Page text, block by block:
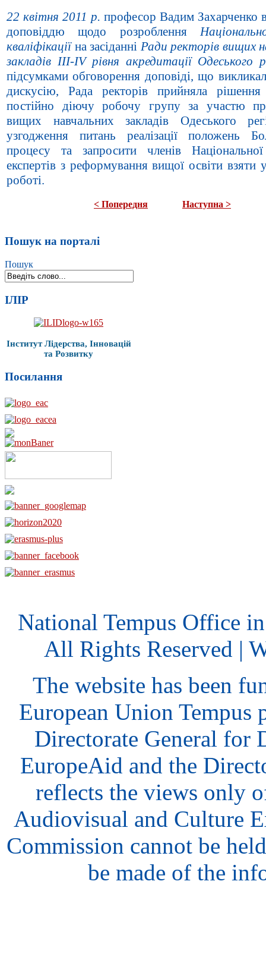
22 квітня 2011 р. професор Вадим Захарченко
доповіддю щодо розроблення
кваліфікаціїна засіданні Ради ректорів вищих
закладів ІІІ-IV рівня акредитації Одеського
підсумками обговорення доповіді, що
дискусію, Рада ректорів прийняла рішення
постійно діючу робочу групу за участю
вищих навчальних закладів Одеського
узгодження питань реалізації положень
процесу та запросити членів
експертів з реформування вищої освіти взяти
роботі.
< Попередня Наступна >
Пошук на порталі
Пошук
ІЛІР
Інститут Лідерства, Інновацій
та Розвитку
Посилання
National Tempus Office
All Rights Reserved |
The website has been
European Union Tempus
Directorate General for
EuropeAid and the
reflects the views only
Audiovisual and Culture
Commission cannot be
be made of the